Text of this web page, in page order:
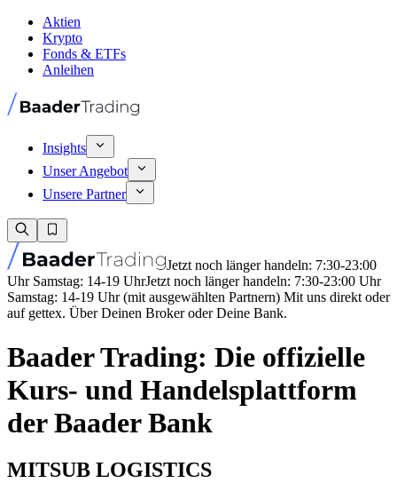
Aktien
Krypto
Fonds & ETFs
Anleihen
Insights
Unser Angebot
Unsere Partner
Jetzt noch länger handeln: 7:30-23:00
Uhr Samstag: 14-19 UhrJetzt noch länger handeln: 7:30-23:00 Uhr
Samstag: 14-19 Uhr (mit ausgewählten Partnern) Mit uns direkt oder
auf gettex. Über Deinen Broker oder Deine Bank.
Baader Trading: Die offizielle
Kurs- und Handelsplattform
der Baader Bank
MITSUB LOGISTICS